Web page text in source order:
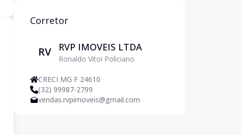
Corretor
RV RVP IMOVEIS LTDA
Ronaldo Vitoi Policiano
CRECI MG F 24610
(32) 99987-2799
vendas.rvpimoveis@gmail.com